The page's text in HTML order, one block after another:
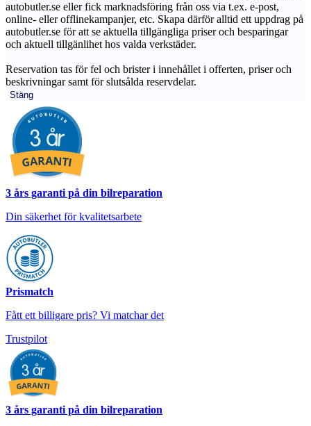
autobutler.se eller fick marknadsföring från oss via t.ex. e-post,
online- eller offlinekampanjer, etc. Skapa därför alltid ett uppdrag på
autobutler.se för att se aktuella tillgängliga priser och besparingar
och aktuell tillgänlihet hos valda verkstäder.
Reservation tas för fel och brister i innehållet i offerten, priser och
beskrivningar samt för slutsålda reservdelar.
Stäng
3 års garanti på din bilreparation
Din säkerhet för kvalitetsarbete
Prismatch
Fått ett billigare pris? Vi matchar det
Trustpilot
3 års garanti på din bilreparation